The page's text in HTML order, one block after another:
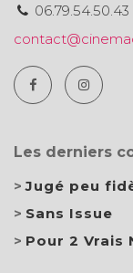
06.79.54.50.43
Les derniers
Jugé peu
Sans Issue
Pour 2 Vrais